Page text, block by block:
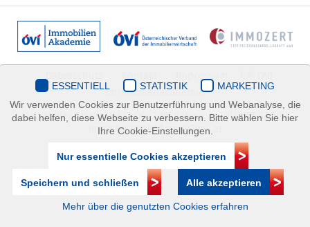
Immobilienakademie
Mariahilfer Straße 116/2.OG/2 1070 Wien | +43(1)505 32 50 |
immobilienakademie@ovi.at
ESSENTIELL STATISTIK
MARKETING
Wir verwenden Cookies zur Benutzerführung und Webanalyse, die
dabei helfen, diese Webseite zu verbessern. Bitte wählen Sie hier
Ihre Cookie-Einstellungen.
Nur essentielle Cookies akzeptieren
Speichern und schließen Alle akzeptieren
Mehr über die genutzten Cookies erfahren